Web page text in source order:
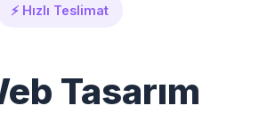
⚡ Hızlı Teslimat
Tasarım